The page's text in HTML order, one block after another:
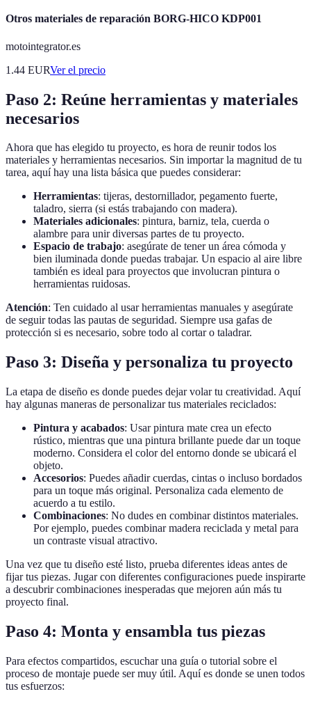
Otros materiales de reparación BORG-HICO KDP001
motointegrator.es
1.44 EURVer el precio
Paso 2: Reúne herramientas y materiales
necesarios
Ahora que has elegido tu proyecto, es hora de reunir todos los
materiales y herramientas necesarios. Sin importar la magnitud de tu
tarea, aquí hay una lista básica que puedes considerar:
Herramientas: tijeras, destornillador, pegamento fuerte,
taladro, sierra (si estás trabajando con madera).
Materiales adicionales: pintura, barniz, tela, cuerda o
alambre para unir diversas partes de tu proyecto.
Espacio de trabajo: asegúrate de tener un área cómoda y
bien iluminada donde puedas trabajar. Un espacio al aire libre
también es ideal para proyectos que involucran pintura o
herramientas ruidosas.
Atención: Ten cuidado al usar herramientas manuales y asegúrate
de seguir todas las pautas de seguridad. Siempre usa gafas de
protección si es necesario, sobre todo al cortar o taladrar.
Paso 3: Diseña y personaliza tu proyecto
La etapa de diseño es donde puedes dejar volar tu creatividad. Aquí
hay algunas maneras de personalizar tus materiales reciclados:
Pintura y acabados: Usar pintura mate crea un efecto
rústico, mientras que una pintura brillante puede dar un toque
moderno. Considera el color del entorno donde se ubicará el
objeto.
Accesorios: Puedes añadir cuerdas, cintas o incluso bordados
para un toque más original. Personaliza cada elemento de
acuerdo a tu estilo.
Combinaciones: No dudes en combinar distintos materiales.
Por ejemplo, puedes combinar madera reciclada y metal para
un contraste visual atractivo.
Una vez que tu diseño esté listo, prueba diferentes ideas antes de
fijar tus piezas. Jugar con diferentes configuraciones puede inspirarte
a descubrir combinaciones inesperadas que mejoren aún más tu
proyecto final.
Paso 4: Monta y ensambla tus piezas
Para efectos compartidos, escuchar una guía o tutorial sobre el
proceso de montaje puede ser muy útil. Aquí es donde se unen todos
tus esfuerzos: